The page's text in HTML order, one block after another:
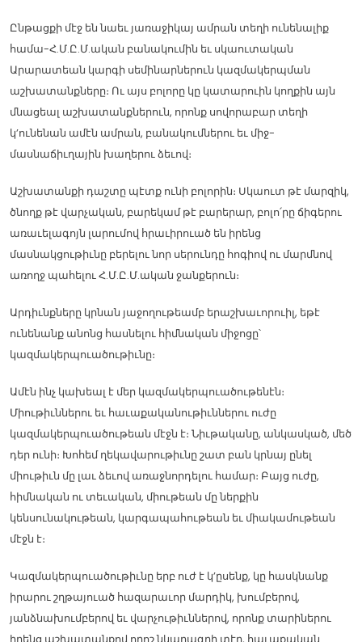
Ընթացքի մէջ են նաեւ յառաջիկայ ամրան տեղի ունենալիք
համա-Հ.Մ.Ը.Մ.ական բանակումին եւ սկաուտական
Արարատեան կարգի սեմինարներուն կազմակերպման
աշխատանքները։ Ու այս բոլորը կը կատարուին կողքին այն
մնացեալ աշխատանքներուն, որոնք սովորաբար տեղի
կ’ունենան ամէն ամրան, բանակումներու եւ միջ-
մասնաճիւղային խաղերու ձեւով։
Աշխատանքի դաշտը պէտք ունի բոլորին։ Սկաուտ թէ մարզիկ,
ծնողք թէ վարչական, բարեկամ թէ բարերար, բոլո՛րը ճիգերու
առաւելագոյն լարումով հրաւիրուած են իրենց
մասնակցութիւնը բերելու նոր սերունդը հոգիով ու մարմնով
առողջ պահելու Հ.Մ.Ը.Մ.ական ջանքերուն։
Արդիւնքները կրնան յաջողութեամբ երաշխաւորուիլ, եթէ
ունենանք անոնց հասնելու հիմնական միջոցը՝
կազմակերպուածութիւնը։
Ամէն ինչ կախեալ է մեր կազմակերպուածութենէն։
Միութիւններու եւ հաւաքականութիւններու ուժը
կազմակերպուածութեան մէջն է։ Նիւթականը, անկասկած, մեծ
դեր ունի։ Խոհեմ ղեկավարութիւնը շատ բան կրնայ ընել
միութիւն մը լաւ ձեւով առաջնորդելու համար։ Բայց ուժը,
հիմնական ու տեւական, միութեան մը ներքին
կենսունակութեան, կարգապահութեան եւ միակամութեան
մէջն է։
Կազմակերպուածութիւնը երբ ուժ է կ’ըսենք, կը հասկնանք
իրարու շղթայուած հազարաւոր մարդիկ, խումբերով,
յանձնախումբերով եւ վարչութիւններով, որոնք տարիներու